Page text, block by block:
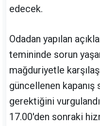
edecek.
Odadan yapılan
temininde sorun
mağduriyetle
güncellenen
gerektiğini
17.00'den sonraki